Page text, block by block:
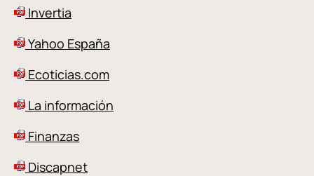
Invertia
Yahoo España
Ecoticias.com
La información
Finanzas
Discapnet